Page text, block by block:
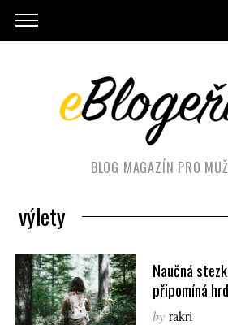
BLOG MAGAZÍN PRO
výlety
Naučná
připomíná
by rakri